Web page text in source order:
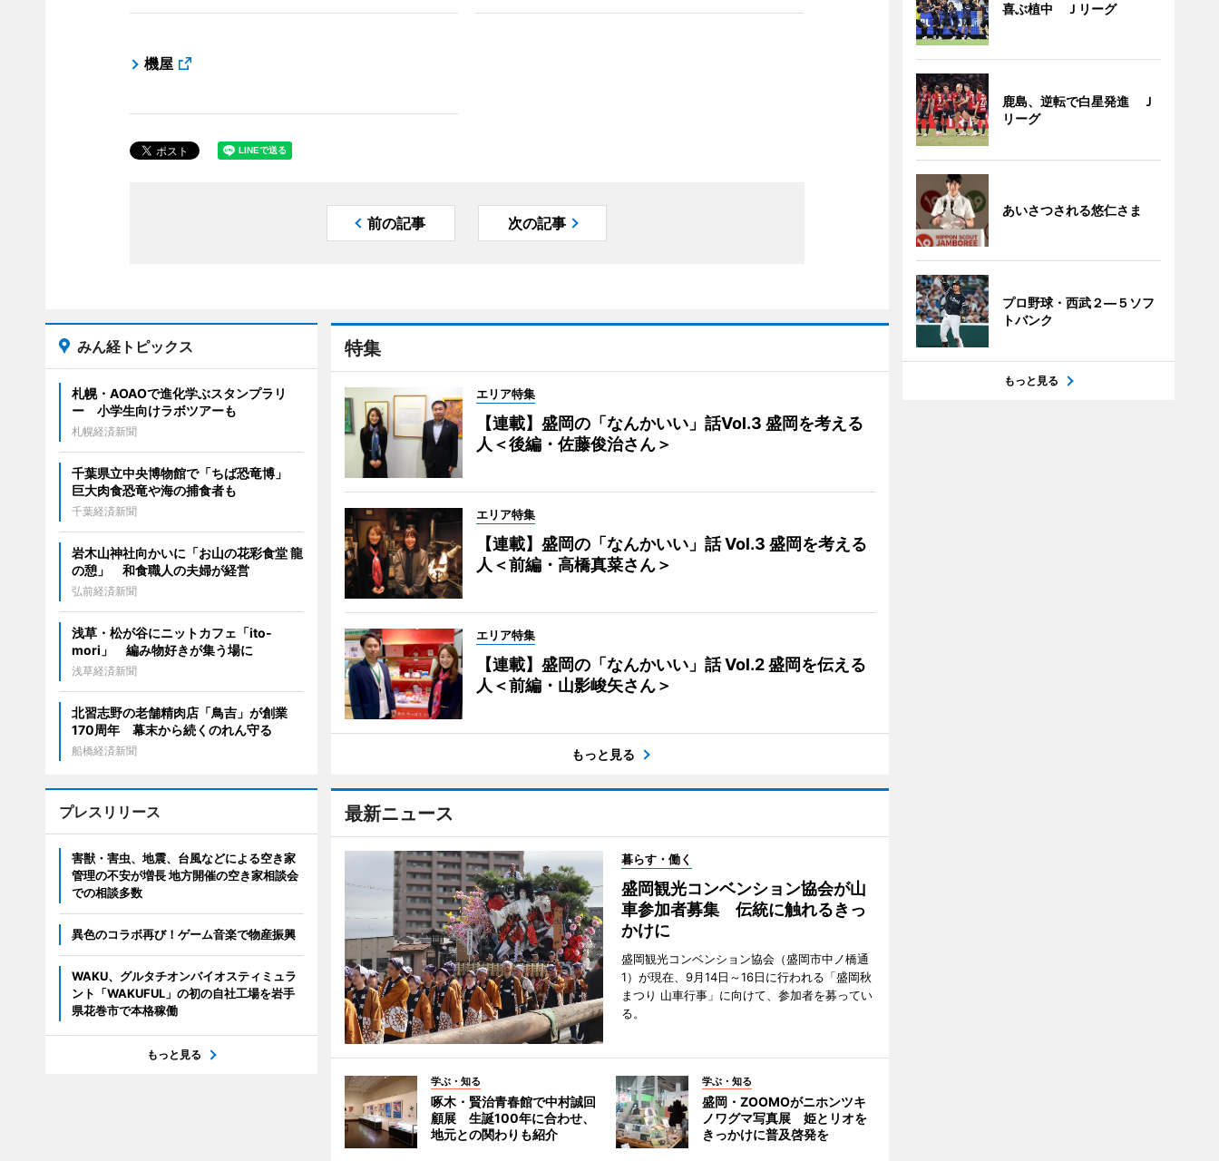
機屋
前の記事 次の記事
特集
エリア特集
【連載】盛岡の「なんかいい」話Vol.3 盛岡を考える
人＜後編・佐藤俊治さん＞
エリア特集
【連載】盛岡の「なんかいい」話 Vol.3 盛岡を考える
人＜前編・高橋真菜さん＞
エリア特集
【連載】盛岡の「なんかいい」話 Vol.2 盛岡を伝える
人＜前編・山影峻矢さん＞
もっと見る
最新ニュース
暮らす・働く
盛岡観光コンベンション協会が山
車参加者募集 伝統に触れるきっ
かけに
盛岡観光コンベンション協会（盛岡市中ノ橋通
1）が現在、9月14日～16日に行われる「盛岡秋
まつり 山車行事」に向けて、参加者を募ってい
る。
学ぶ・知る
啄木・賢治青春館で中村誠回
顧展 生誕100年に合わせ、
地元との関わりも紹介
学ぶ・知る
盛岡・ZOOMOがニホンツキ
ノワグマ写真展 姫とリオを
きっかけに普及啓発を
みん経トピックス
札幌・AOAOで進化学ぶスタンプラリ
ー 小学生向けラボツアーも
札幌経済新聞
千葉県立中央博物館で「ちば恐竜博」
巨大肉食恐竜や海の捕食者も
千葉経済新聞
岩木山神社向かいに「お山の花彩食堂 龍
の憩」 和食職人の夫婦が経営
弘前経済新聞
浅草・松が谷にニットカフェ「ito-
mori」 編み物好きが集う場に
浅草経済新聞
北習志野の老舗精肉店「鳥吉」が創業
170周年 幕末から続くのれん守る
船橋経済新聞
プレスリリース
害獣・害虫、地震、台風などによる空き家
管理の不安が増長 地方開催の空き家相談会
での相談多数
異色のコラボ再び！ゲーム音楽で物産振興
WAKU、グルタチオンバイオスティミュラ
ント「WAKUFUL」の初の自社工場を岩手
県花巻市で本格稼働
もっと見る
喜ぶ植中 Ｊリーグ
鹿島、逆転で白星発進 Ｊ
リーグ
あいさつされる悠仁さま
プロ野球・西武２―５ソフ
トバンク
もっと見る